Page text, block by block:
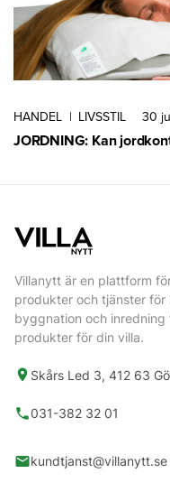
HANDEL | LIVSSTIL 30
JORDNING: Kan
Villanytt är en plattform
produkter och tjänster för
byggnation och
produkter för din villa.
Skårs Led 3, 412 63
031-382 32 01
kundtjanst@villanytt.se